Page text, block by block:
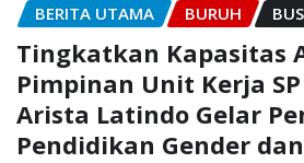
BERITA UTAMA BURUH
Tingkatkan Kapasitas
Pimpinan Unit Kerja SP
Arista Latindo Gelar
Pendidikan Gender